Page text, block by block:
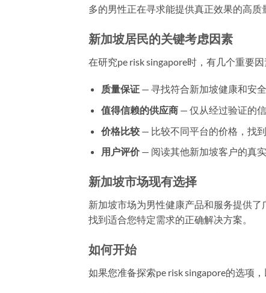
多的男性正在寻求能提供真正效果的高质
新加坡居民的关键考虑因素
在研究pe risk singapore时，有几个重要因
质量保证— 寻找符合新加坡健康和安
值得信赖的供应商— 仅从经过验证的
价格比较— 比较不同平台的价格，找
用户评价— 阅读其他新加坡客户的真
新加坡市场现有选择
新加坡市场为男性健康产品和服务提供
找到适合您特定需求的正确解决方案。
如何开始
如果您准备探索pe risk singapore的选项，